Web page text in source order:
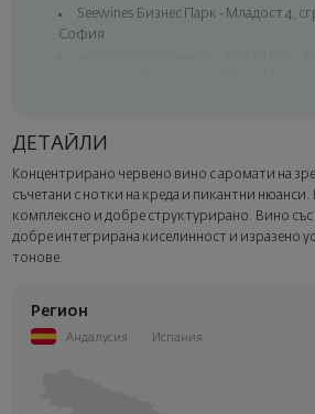
Seewines Бизнес Парк - Младост 4,
София
Seewines Пловдив - ул. "Княз
Куриер на Seewines до адрес в
Изненадайте със стил
Добавете луксозна подаръчна
картичка с ваше пожелание. Изберете
следващата стъпка от поръчката.
ДЕТАЙЛИ
Концентрирано червено вино с аромати на
съчетани с нотки на креда и пикантни нюанси.
комплексно и добре структурирано. Вино със
добре интегрирана киселинност и изразено
тонове.
Регион
Андалусия Испания